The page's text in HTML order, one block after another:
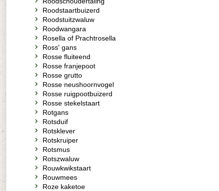
Roodstaartbuizerd
Roodstuitzwaluw
Roodwangara
Rosella of Prachtrosella
Ross' gans
Rosse fluiteend
Rosse franjepoot
Rosse grutto
Rosse neushoornvogel
Rosse ruigpootbuizerd
Rosse stekelstaart
Rotgans
Rotsduif
Rotsklever
Rotskruiper
Rotsmus
Rotszwaluw
Rouwkwikstaart
Rouwmees
Roze kaketoe